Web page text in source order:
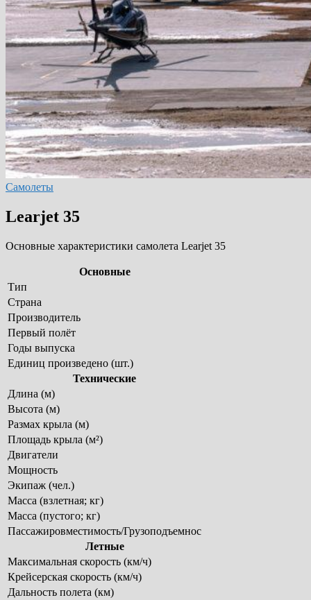
Самолеты
Learjet 35
Основные характеристики самолета Learjet 35
Основные
Тип
Страна
Производитель
Первый полёт
Годы выпуска
Единиц произведено (шт.)
Технические
Длина (м)
Высота (м)
Размах крыла (м)
Площадь крыла (м²)
Двигатели
Мощность
Экипаж (чел.)
Масса (взлетная; кг)
Масса (пустого; кг)
Пассажировместимость/Грузоподъемнос
Летные
Максимальная скорость (км/ч)
Крейсерская скорость (км/ч)
Дальность полета (км)